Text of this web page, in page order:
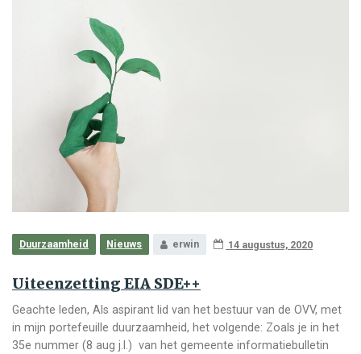
Duurzaamheid Nieuws erwin 14 augustus, 2020
Uiteenzetting EIA SDE++
Geachte leden, Als aspirant lid van het bestuur van de OVV, met
in mijn portefeuille duurzaamheid, het volgende: Zoals je in het
35e nummer (8 aug j.l.) van het gemeente informatiebulletin